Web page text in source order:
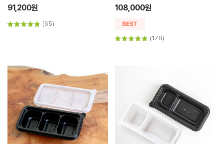
91,200원
(65)
108,000원
(178)